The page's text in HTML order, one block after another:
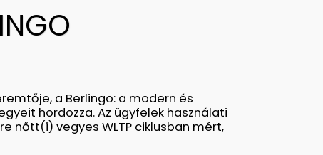
a Berlingo: a modern és
hordozza. Az ügyfelek használati
nőtt(i) vegyes WLTP ciklusban mért,